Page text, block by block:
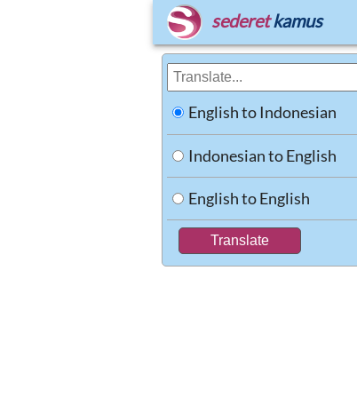
sederet kamus
English to Indonesian
Indonesian to English
English to English